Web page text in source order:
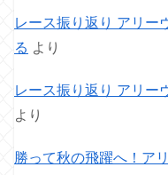
レース振り返り アリー
る より
レース振り返り アリー
より
勝って秋の飛躍へ！ア